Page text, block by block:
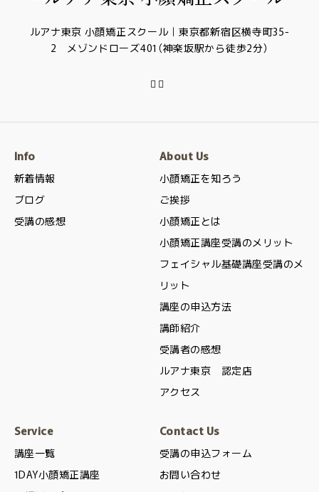
ルアナ東京 小顔矯正スクール｜東京都新宿区横寺町35-
2 メゾンドローズ401（神楽坂駅から徒歩2分）
Info
新着情報
ブログ
受講の感想
About Us
小顔矯正を知ろう
ご挨拶
小顔矯正とは
小顔矯正講座受講のメリット
フェイシャル基礎講座受講のメ
リット
講座の申込方法
講師紹介
受講者の感想
ルアナ東京 認定店
アクセス
Service
講座一覧
1DAY小顔矯正講座
Contact Us
受講の申込フォーム
お問い合わせ